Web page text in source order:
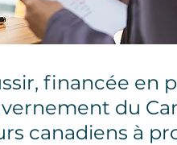
financée en
du
canadiens à